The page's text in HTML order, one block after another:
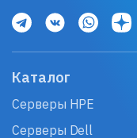
Каталог
Серверы HPE
Серверы Dell